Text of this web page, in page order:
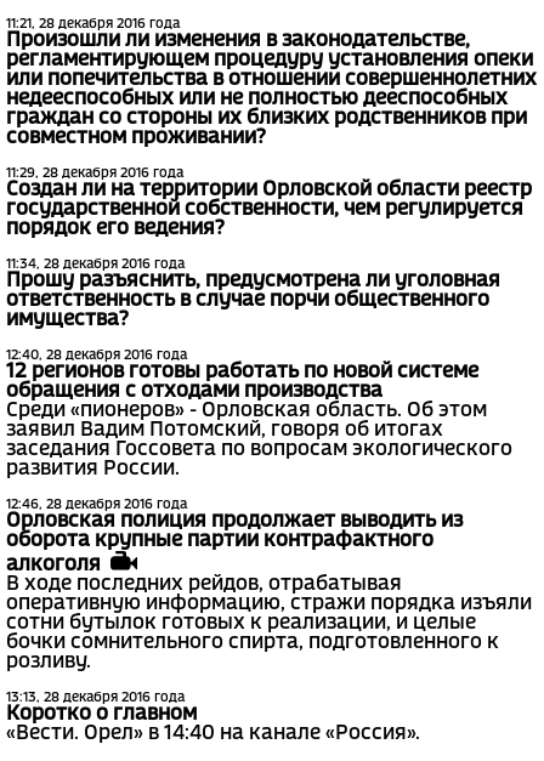
11:21, 28 декабря 2016 года
Произошли ли изменения в законодательстве,
регламентирующем процедуру установления опеки
или попечительства в отношении совершеннолетних
недееспособных или не полностью дееспособных
граждан со стороны их близких родственников при
совместном проживании?
11:29, 28 декабря 2016 года
Создан ли на территории Орловской области реестр
государственной собственности, чем регулируется
порядок его ведения?
11:34, 28 декабря 2016 года
Прошу разъяснить, предусмотрена ли уголовная
ответственность в случае порчи общественного
имущества?
12:40, 28 декабря 2016 года
12 регионов готовы работать по новой системе
обращения с отходами производства
Среди «пионеров» - Орловская область. Об этом
заявил Вадим Потомский, говоря об итогах
заседания Госсовета по вопросам экологического
развития России.
12:46, 28 декабря 2016 года
Орловская полиция продолжает выводить из
оборота крупные партии контрафактного
алкоголя
В ходе последних рейдов, отрабатывая
оперативную информацию, стражи порядка изъяли
сотни бутылок готовых к реализации, и целые
бочки сомнительного спирта, подготовленного к
розливу.
13:13, 28 декабря 2016 года
Коротко о главном
«Вести. Орел» в 14:40 на канале «Россия».